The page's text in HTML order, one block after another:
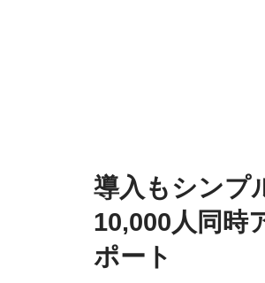
導入もシンプ
10,000人同時
ポート